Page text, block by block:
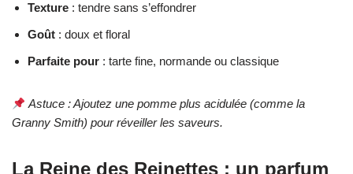
Texture : tendre sans s’effondrer
Goût : doux et floral
Parfaite pour : tarte fine, normande ou classique
Astuce : Ajoutez une pomme plus acidulée (comme la
Granny Smith) pour réveiller les saveurs.
La Reine des Reinettes : un parfum